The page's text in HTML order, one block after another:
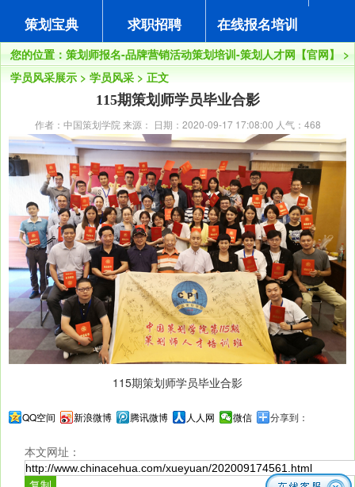
策划宝典
求职招聘 在线报名培训
您的位置： 策划师报名-品牌营销活动策划培训-策划人才网【官网】
>
学员风采展示 > 学员风采 > 正文
115期策划师学员毕业合影
作者：中国策划学院 来源： 日期：2020-09-17 17:08:00 人气： 468
115期策划师学员毕业合影
QQ空间 新浪微博 腾讯微博 人人网 微信 分享到：
本文网址：